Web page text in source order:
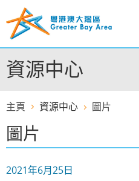
至
容
的
開
資源中心
主頁 資源中心 圖片
圖片
2021年6月25日